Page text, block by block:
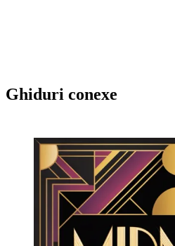
Ghiduri conexe